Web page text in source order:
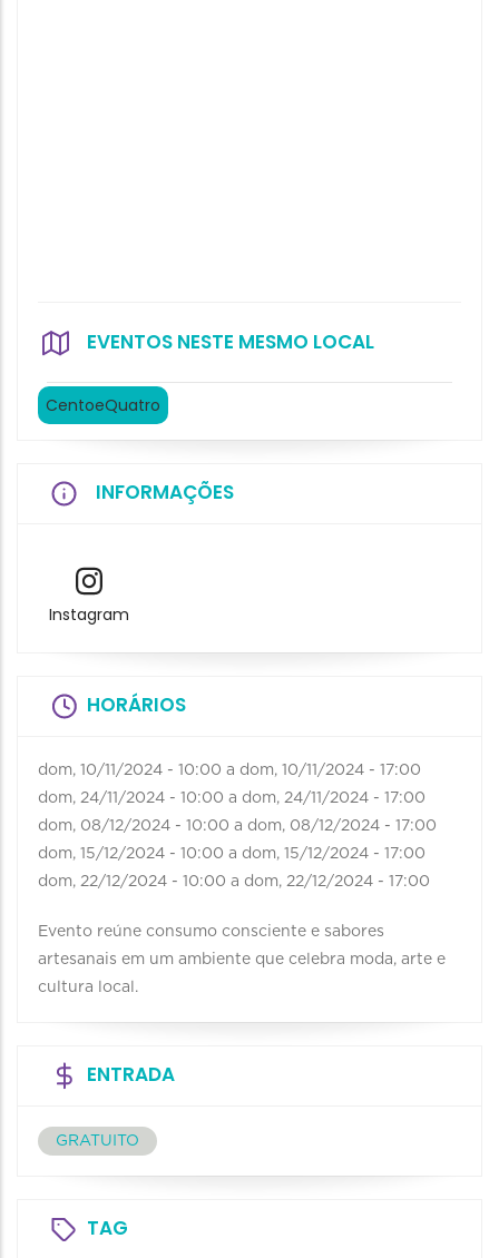
EVENTOS NESTE MESMO LOCAL
CentoeQuatro
INFORMAÇÕES
Instagram
HORÁRIOS
dom, 10/11/2024 - 10:00 a dom, 10/11/2024 - 17:00
dom, 24/11/2024 - 10:00 a dom, 24/11/2024 - 17:00
dom, 08/12/2024 - 10:00 a dom, 08/12/2024 - 17:00
dom, 15/12/2024 - 10:00 a dom, 15/12/2024 - 17:00
dom, 22/12/2024 - 10:00 a dom, 22/12/2024 - 17:00
Evento reúne consumo consciente e sabores
artesanais em um ambiente que celebra moda, arte e
cultura local.
ENTRADA
GRATUITO
TAG